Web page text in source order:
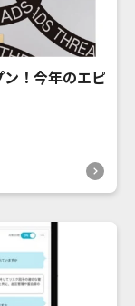
！今年のエピ